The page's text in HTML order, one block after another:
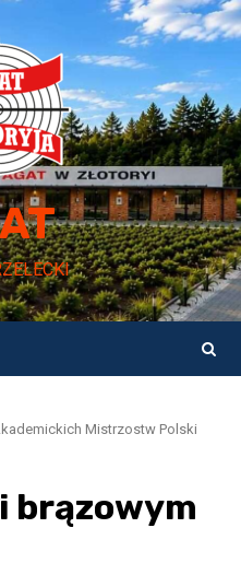
Mistrzostw Polski
brązowym